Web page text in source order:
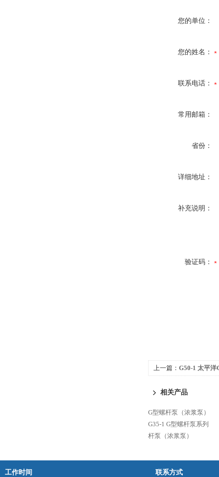
您的单位：
您的姓名：
联系电话：
常用邮箱：
省份：
详细地址：
补充说明：
验证码：
上一篇： G50-1 太平洋
相关产品
G型螺杆泵（浓浆泵）
G35-1 G型螺杆泵系列
杆泵（浓浆泵）
工作时间 联系方式